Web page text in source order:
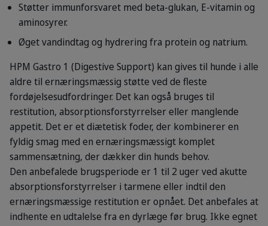
Støtter immunforsvaret med beta-glukan, E-vitamin og
aminosyrer.
Øget vandindtag og hydrering fra protein og natrium.
HPM Gastro 1 (Digestive Support) kan gives til hunde i alle
aldre til ernæringsmæssig støtte ved de fleste
fordøjelsesudfordringer. Det kan også bruges til
restitution, absorptionsforstyrrelser eller manglende
appetit. Det er et diætetisk foder, der kombinerer en
fyldig smag med en ernæringsmæssigt komplet
sammensætning, der dækker din hunds behov.
Den anbefalede brugsperiode er 1 til 2 uger ved akutte
absorptionsforstyrrelser i tarmene eller indtil den
ernæringsmæssige restitution er opnået. Det anbefales at
indhente en udtalelse fra en dyrlæge før brug. Ikke egnet